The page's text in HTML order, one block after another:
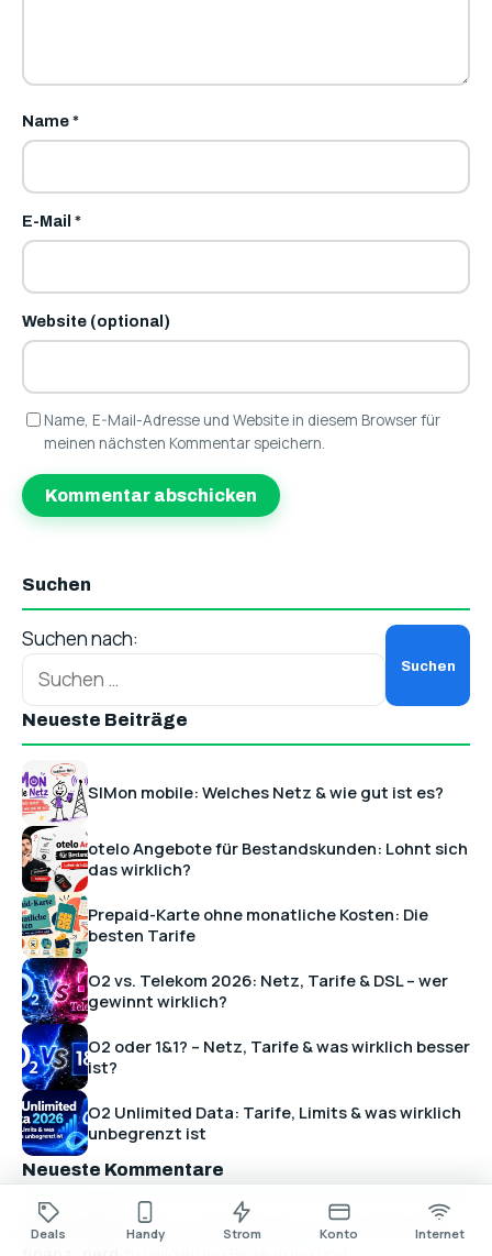
Name*
E-Mail *
Website (optional)
Name, E-Mail-Adresse und Website in diesem Browser für
meinen nächsten Kommentar speichern.
Suchen
Suchen nach:
Neueste Beiträge
SIMon mobile: Welches Netz & wie gut ist es?
otelo Angebote für Bestandskunden: Lohnt sich
das wirklich?
Prepaid-Karte ohne monatliche Kosten: Die
besten Tarife
O2 vs. Telekom 2026: Netz, Tarife & DSL – wer
gewinnt wirklich?
O2 oder 1&1? – Netz, Tarife & was wirklich besser
ist?
O2 Unlimited Data: Tarife, Limits & was wirklich
unbegrenzt ist
Neueste Kommentare
Sparfuchs82
zu Kann man bei Amazon mit Klarna bezahlen?
Deals Handy Strom Konto Internet